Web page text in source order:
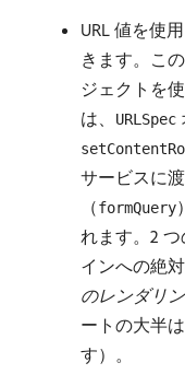
URL 値を使
きます。こ
ジェクトを
は、
URLSpec
サービスに
（formQuery
れます。2
インへの絶
のレンダリ
ートの大半
す）。